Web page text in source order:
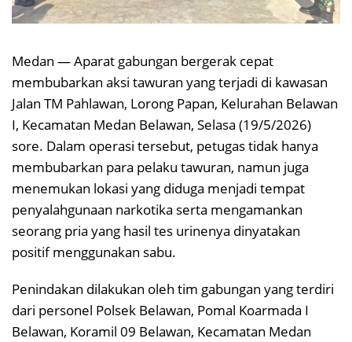
Medan — Aparat gabungan bergerak cepat
membubarkan aksi tawuran yang terjadi di kawasan
Jalan TM Pahlawan, Lorong Papan, Kelurahan Belawan
I, Kecamatan Medan Belawan, Selasa (19/5/2026)
sore. Dalam operasi tersebut, petugas tidak hanya
membubarkan para pelaku tawuran, namun juga
menemukan lokasi yang diduga menjadi tempat
penyalahgunaan narkotika serta mengamankan
seorang pria yang hasil tes urinenya dinyatakan
positif menggunakan sabu.
Penindakan dilakukan oleh tim gabungan yang terdiri
dari personel Polsek Belawan, Pomal Koarmada I
Belawan, Koramil 09 Belawan, Kecamatan Medan